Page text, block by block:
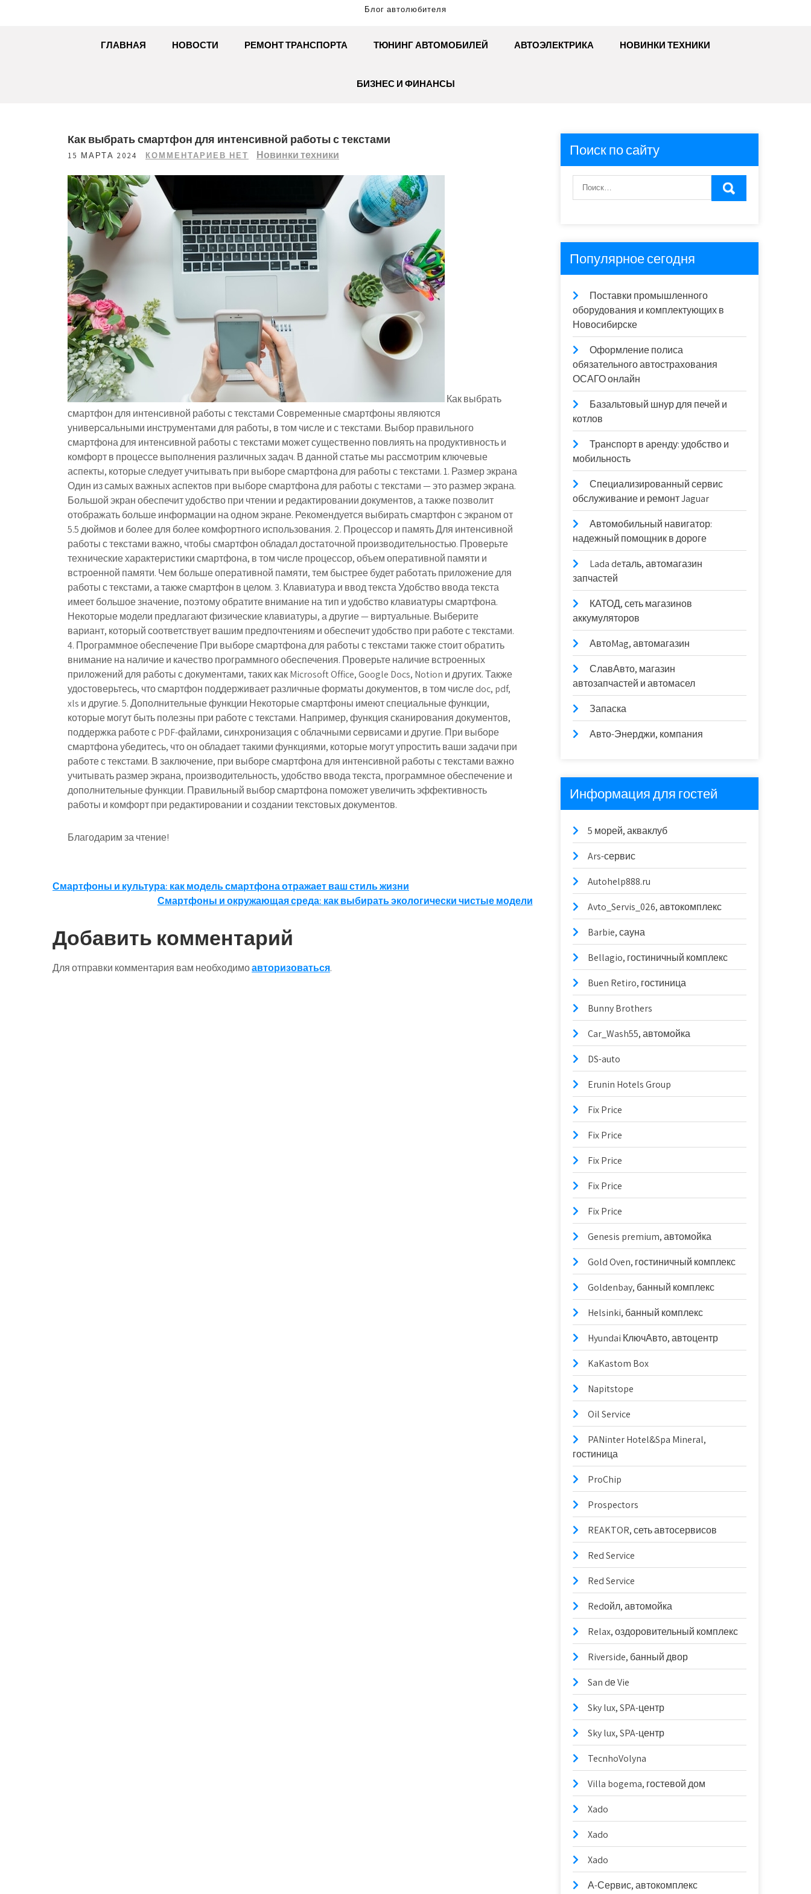
Блог автолюбителя
ГЛАВНАЯ НОВОСТИ РЕМОНТ ТРАНСПОРТА ТЮНИНГ АВТОМОБИЛЕЙ АВТОЭЛЕКТРИКА НОВИНКИ ТЕХНИКИ
БИЗНЕС И ФИНАНСЫ
Как выбрать смартфон для интенсивной работы с текстами
15 МАРТА 2024 КОММЕНТАРИЕВ НЕТ Новинки техники
Как выбрать
смартфон для интенсивной работы с текстами Современные смартфоны являются
универсальными инструментами для работы, в том числе и с текстами. Выбор правильного
смартфона для интенсивной работы с текстами может существенно повлиять на продуктивность и
комфорт в процессе выполнения различных задач. В данной статье мы рассмотрим ключевые
аспекты, которые следует учитывать при выборе смартфона для работы с текстами. 1. Размер экрана
Один из самых важных аспектов при выборе смартфона для работы с текстами — это размер экрана.
Большой экран обеспечит удобство при чтении и редактировании документов, а также позволит
отображать больше информации на одном экране. Рекомендуется выбирать смартфон с экраном от
5.5 дюймов и более для более комфортного использования. 2. Процессор и память Для интенсивной
работы с текстами важно, чтобы смартфон обладал достаточной производительностью. Проверьте
технические характеристики смартфона, в том числе процессор, объем оперативной памяти и
встроенной памяти. Чем больше оперативной памяти, тем быстрее будет работать приложение для
работы с текстами, а также смартфон в целом. 3. Клавиатура и ввод текста Удобство ввода текста
имеет большое значение, поэтому обратите внимание на тип и удобство клавиатуры смартфона.
Некоторые модели предлагают физические клавиатуры, а другие — виртуальные. Выберите
вариант, который соответствует вашим предпочтениям и обеспечит удобство при работе с текстами.
4. Программное обеспечение При выборе смартфона для работы с текстами также стоит обратить
внимание на наличие и качество программного обеспечения. Проверьте наличие встроенных
приложений для работы с документами, таких как Microsoft Office, Google Docs, Notion и других. Также
удостоверьтесь, что смартфон поддерживает различные форматы документов, в том числе doc, pdf,
xls и другие. 5. Дополнительные функции Некоторые смартфоны имеют специальные функции,
которые могут быть полезны при работе с текстами. Например, функция сканирования документов,
поддержка работе с PDF-файлами, синхронизация с облачными сервисами и другие. При выборе
смартфона убедитесь, что он обладает такими функциями, которые могут упростить ваши задачи при
работе с текстами. В заключение, при выборе смартфона для интенсивной работы с текстами важно
учитывать размер экрана, производительность, удобство ввода текста, программное обеспечение и
дополнительные функции. Правильный выбор смартфона поможет увеличить эффективность
работы и комфорт при редактировании и создании текстовых документов.
Благодарим за чтение!
Навигация
записям
Смартфоны и культура: как модель смартфона отражает ваш стиль жизни
Смартфоны и окружающая среда: как выбирать экологически чистые модели
Добавить комментарий
Для отправки комментария вам необходимоавторизоваться.
Поиск по сайту
Популярное сегодня
Поставки промышленного
оборудования и комплектующих в
Новосибирске
Оформление полиса
обязательного автострахования
ОСАГО онлайн
Базальтовый шнур для печей и
котлов
Транспорт в аренду: удобство и
мобильность
Специализированный сервис
обслуживание и ремонт Jaguar
Автомобильный навигатор:
надежный помощник в дороге
Lada deталь, автомагазин
запчастей
КАТОД, сеть магазинов
аккумуляторов
АвтоMag, автомагазин
СлавАвто, магазин
автозапчастей и автомасел
Запаска
Авто-Энерджи, компания
Информация для гостей
5 морей, акваклуб
Ars-сервис
Autohelp888.ru
Avto_Servis_026, автокомплекс
Barbie, сауна
Bellagio, гостиничный комплекс
Buen Retiro, гостиница
Bunny Brothers
Car_Wash55, автомойка
DS-auto
Erunin Hotels Group
Fix Price
Fix Price
Fix Price
Fix Price
Fix Price
Genesis premium, автомойка
Gold Oven, гостиничный комплекс
Goldenbay, банный комплекс
Helsinki, банный комплекс
Hyundai КлючАвто, автоцентр
KaKastom Box
Napitstope
Oil Service
PANinter Hotel&Spa Mineral,
гостиница
ProChip
Prospectors
REAKTOR, сеть автосервисов
Red Service
Red Service
Redойл, автомойка
Relax, оздоровительный комплекс
Riverside, банный двор
San dе Vie
Sky lux, SPA-центр
Sky lux, SPA-центр
TecnhoVolyna
Villa bogema, гостевой дом
Xado
Xado
Xado
А-Сервис, автокомплекс